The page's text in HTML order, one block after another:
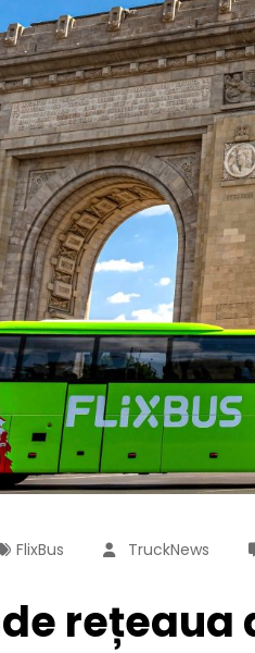
FlixBus TruckNews
rețeaua